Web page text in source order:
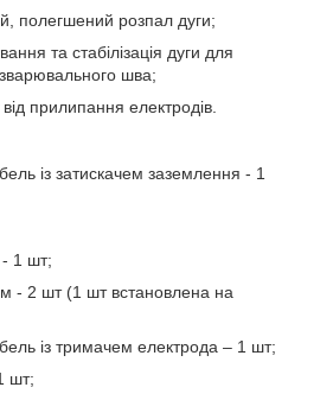
полегшений розпал дуги;
та стабілізація дуги для
шва;
прилипання електродів.
із затискачем заземлення - 1
1 шт;
- 2 шт (1 шт встановлена ​​на
із тримачем електрода – 1 шт;
шт;